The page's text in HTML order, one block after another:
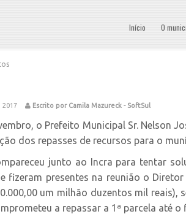
Início O
2017 Escrito por Camila Mazureck - SoftSul
o Prefeito Municipal Sr. Nelson
dos repasses de recursos para o
junto ao Incra para tentar
fizeram presentes na reunião o
um milhão duzentos mil
a repassar a 1ª parcela até o